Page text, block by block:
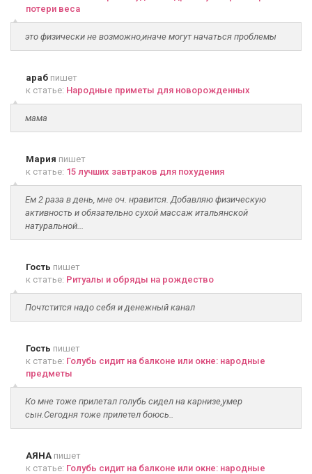
потери веса
это физически не возможно,иначе могут начаться проблемы
араб пишет
к статье: Народные приметы для новорожденных
мама
Мария пишет
к статье: 15 лучших завтраков для похудения
Ем 2 раза в день, мне оч. нравится. Добавляю физическую
активность и обязательно сухой массаж итальянской
натуральной...
Гость пишет
к статье: Ритуалы и обряды на рождество
Почтстится надо себя и денежный канал
Гость пишет
к статье: Голубь сидит на балконе или окне: народные
предметы
Ко мне тоже прилетал голубь сидел на карнизе,умер
сын.Сегодня тоже прилетел боюсь..
АЯНА пишет
к статье: Голубь сидит на балконе или окне: народные